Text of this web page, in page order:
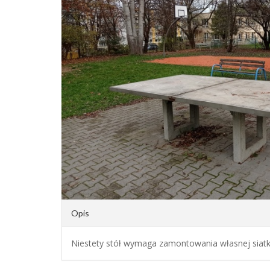
Opis
Niestety stół wymaga zamontowania własnej